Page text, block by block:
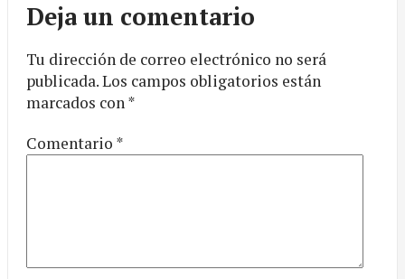
Deja un comentario
Tu dirección de correo electrónico no será
publicada.Los campos obligatorios están
marcados con*
Comentario *